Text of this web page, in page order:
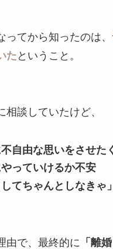
ってから知ったのは、
た ということ。
相談していたけど、
自由な思いをさせた
っていけるか不安
してちゃんとしなきゃ
由で、最終的に 「離